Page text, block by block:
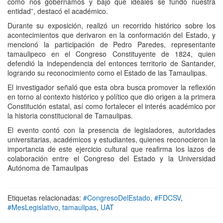
entidad”, destacó el académico.
Durante su exposición, realizó un recorrido histórico sobre los
acontecimientos que derivaron en la conformación del Estado, y
mencionó la participación de Pedro Paredes, representante
tamaulipeco en el Congreso Constituyente de 1824, quien
defendió la independencia del entonces territorio de Santander,
logrando su reconocimiento como el Estado de las Tamaulipas.
El investigador señaló que esta obra busca promover la reflexión
en torno al contexto histórico y político que dio origen a la primera
Constitución estatal, así como fortalecer el interés académico por
la historia constitucional de Tamaulipas.
El evento contó con la presencia de legisladores, autoridades
universitarias, académicos y estudiantes, quienes reconocieron la
importancia de este ejercicio cultural que reafirma los lazos de
colaboración entre el Congreso del Estado y la Universidad
Autónoma de Tamaulipas
Etiquetas relacionadas: #CongresoDelEstado, #FDCSV,
#MesLegislativo, tamaulipas, UAT